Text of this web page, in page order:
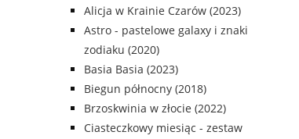
Alicja w Krainie Czarów (2023)
Astro - pastelowe galaxy i znaki
zodiaku (2020)
Basia Basia (2023)
Biegun północny (2018)
Brzoskwinia w złocie (2022)
Ciasteczkowy miesiąc - zestaw